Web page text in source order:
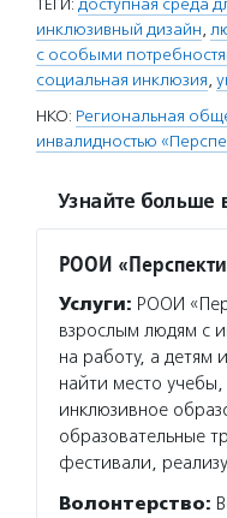
ТЕГИ: доступная среда
инклюзивный дизайн,
с особыми
социальная инклюзия,
НКО: Региональная
инвалидностью
Узнайте больше
РООИ
Услуги: РООИ
взрослым людям с
на работу, а детям
найти место
инклюзивное
образовательные
фестивали,
Волонтерство: